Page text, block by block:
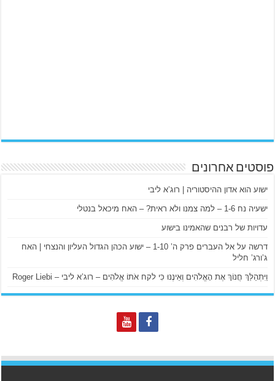
פוסטים אחרונים
ישוע הוא אדון ההיסטוריה | רוג’א ליבי
ישעיה נח 1-6 – למה צמנו ולא ראית? – האח מיכאל בנטלי
עדויות של רבנים שהאמינו בישוע
דרשה על אל העברים פרק ה’ 1-10 – ישוע הכהן הגדול העליון והנצחי | האח
ג’ורג’ חליל
וַיִּתְהַלֵּךְ חֲנוֹךְ אֶת הָאֱלֹהִים וְאֵינֶנּוּ כִּי לקח אֹתוֹ אֱלֹהִים – רוג’א ליבי – Roger Liebi